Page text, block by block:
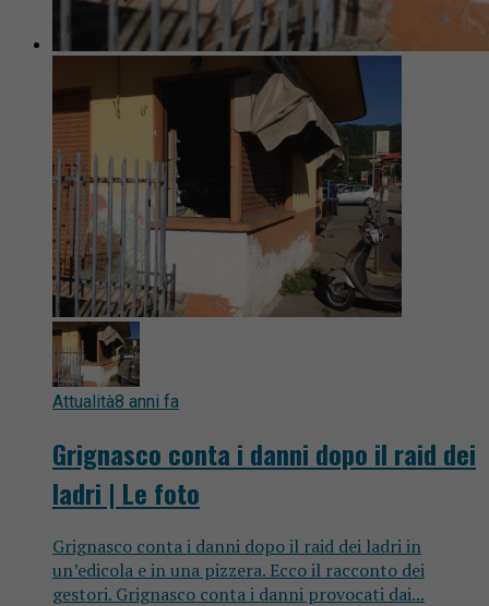
Attualità8 anni fa
Grignasco conta i danni dopo il raid dei
ladri | Le foto
Grignasco conta i danni dopo il raid dei ladri in
un’edicola e in una pizzera. Ecco il racconto dei
gestori. Grignasco conta i danni provocati dai...